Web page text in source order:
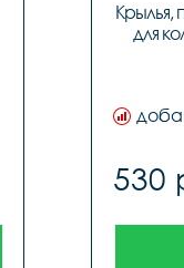
Крылья,
для
530